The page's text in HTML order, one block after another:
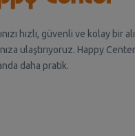
hızlı, güvenli ve kolay bir
ulaştırıyoruz. Happy
daha pratik.